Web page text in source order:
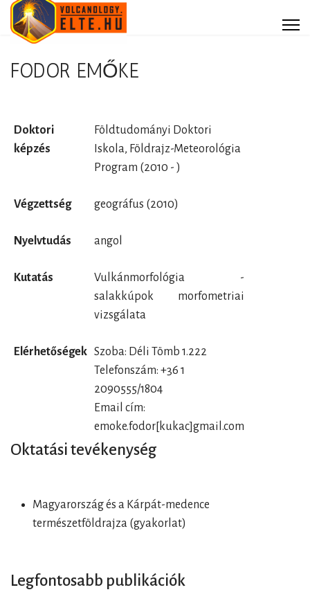
Hallgatóknak
Média
Vulkáni aktivitás
FODOR EMŐKE
Doktori
képzés
Földtudományi Doktori
Iskola, Földrajz-Meteorológia
Program (2010 - )
Végzettség geográfus (2010)
Nyelvtudás angol
Kutatás
Vulkánmorfológia -
salakkúpok morfometriai
vizsgálata
Elérhetőségek Szoba: Déli Tömb 1.222
Telefonszám: +36 1
2090555/1804
Email cím:
emoke.fodor[kukac]gmail.com
Oktatási tevékenység
Magyarország és a Kárpát-medence
természetföldrajza (gyakorlat)
Legfontosabb publikációk